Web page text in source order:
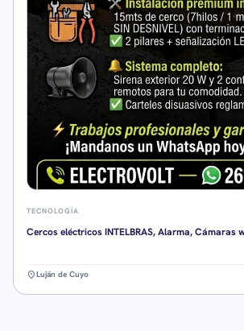
TECNOLOGÍA
Cercos eléctricos INTELBRAS, Alarma, Cámaras
location_onLuján de Cuyo